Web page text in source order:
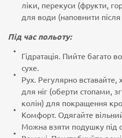
ліки, перекуси (фрукти,
для води (наповнити
Під час польоту:
Гідратація. Пийте багато
сухе.
Рух. Регулярно вставайте,
для ніг (оберти стопами,
колін) для покращення
Комфорт. Одягайте
Можна взяти подушку під